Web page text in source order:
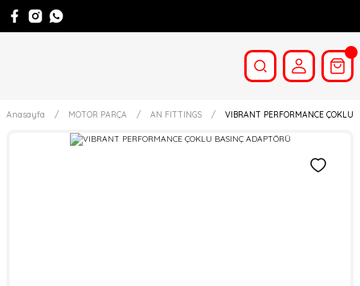
Anasayfa MOTOR PARÇA AN FITTINGS VIBRANT PERFORMANCE ÇOKLU